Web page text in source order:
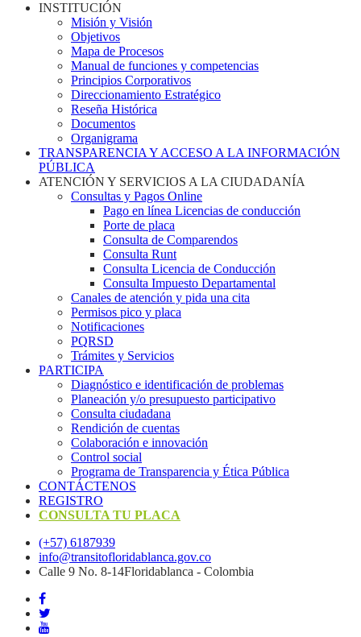
INSTITUCIÓN
Misión y Visión
Objetivos
Mapa de Procesos
Manual de funciones y competencias
Principios Corporativos
Direccionamiento Estratégico
Reseña Histórica
Documentos
Organigrama
TRANSPARENCIA Y ACCESO A LA INFORMACIÓN
PÚBLICA
ATENCIÓN Y SERVICIOS A LA CIUDADANÍA
Consultas y Pagos Online
Pago en línea Licencias de conducción
Porte de placa
Consulta de Comparendos
Consulta Runt
Consulta Licencia de Conducción
Consulta Impuesto Departamental
Canales de atención y pida una cita
Permisos pico y placa
Notificaciones
PQRSD
Trámites y Servicios
PARTICIPA
Diagnóstico e identificación de problemas
Planeación y/o presupuesto participativo​
Consulta ciudadana
Rendición de cuentas
Colaboración e innovación
Control social
Programa de Transparencia y Ética Pública
CONTÁCTENOS
REGISTRO
CONSULTA TU PLACA
(+57) 6187939
info@transitofloridablanca.gov.co
Calle 9 No. 8-14Floridablanca - Colombia